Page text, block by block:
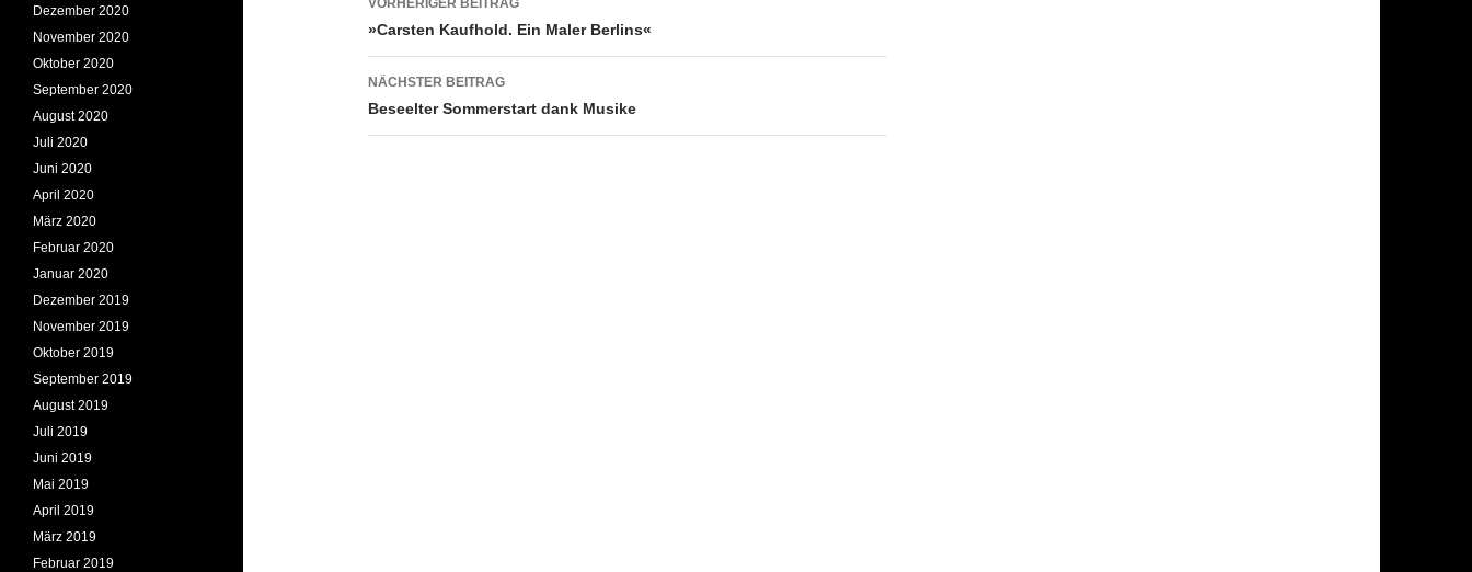
»Carsten Kaufhold. Ein Maler Berlins«
NÄCHSTER BEITRAG
Beseelter Sommerstart dank Musike
Dezember 2020
November 2020
Oktober 2020
September 2020
August 2020
Juli 2020
Juni 2020
April 2020
März 2020
Februar 2020
Januar 2020
Dezember 2019
November 2019
Oktober 2019
September 2019
August 2019
Juli 2019
Juni 2019
Mai 2019
April 2019
März 2019
Februar 2019